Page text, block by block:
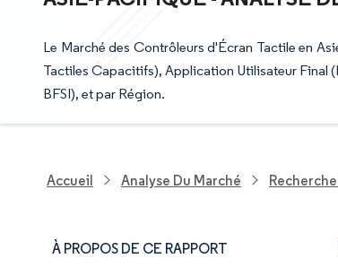
Le Marché des Contrôleurs d'Écran Tactile en
Tactiles Capacitifs), Application Utilisateur Final
BFSI), et par Région.
Accueil Analyse Du Marché
À PROPOS DE CE RAPPORT